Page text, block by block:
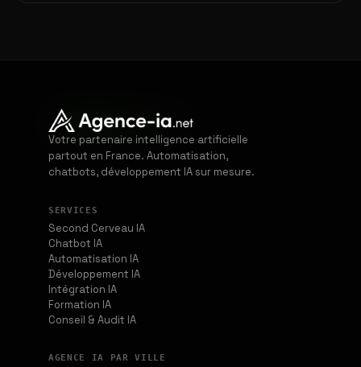
Votre partenaire intelligence artificielle
partout en France. Automatisation,
chatbots, développement IA sur mesure.
SERVICES
Second Cerveau IA
Chatbot IA
Automatisation IA
Développement IA
Intégration IA
Formation IA
Conseil & Audit IA
AGENCE IA PAR VILLE